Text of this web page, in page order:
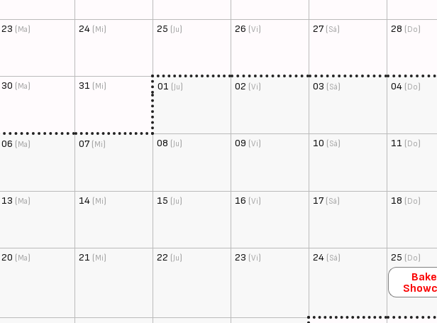
23 (Ma) 24 (Mi) 25 (Ju) 26 (Vi) 27(Sá) 28 (Do)
30 (Ma) 31 (Mi) 01 (Ju) 02 (Vi) 03 (Sá) 04 (Do)
06 (Ma) 07(Mi) 08 (Ju) 09 (Vi) 10 (Sá) 11 (Do)
13 (Ma) 14 (Mi) 15 (Ju) 16 (Vi) 17(Sá) 18 (Do)
20 (Ma) 21 (Mi) 22 (Ju) 23 (Vi) 24 (Sá) 25 (Do)